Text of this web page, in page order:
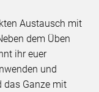
Austausch mit
dem Üben
ihr euer
und
das Ganze mit